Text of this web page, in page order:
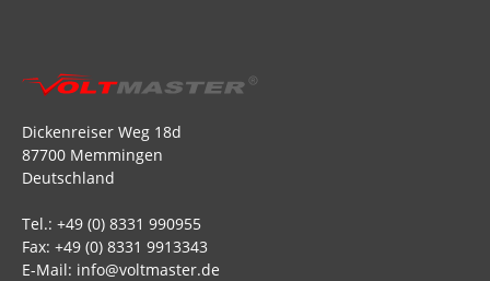
Dickenreiser Weg 18d
87700 Memmingen
Deutschland
Tel.: +49 (0) 8331 990955
Fax: +49 (0) 8331 9913343
E-Mail: info@voltmaster.de